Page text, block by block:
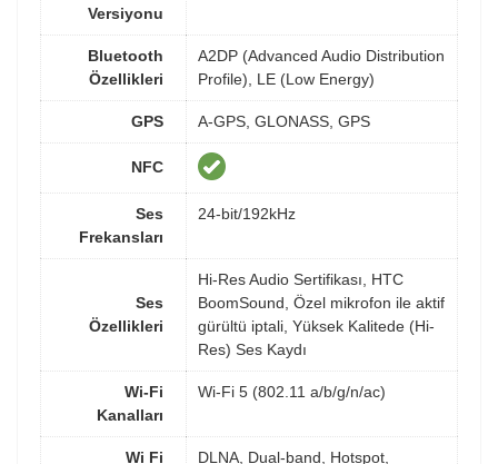
Versiyonu
Bluetooth
Özellikleri
A2DP (Advanced Audio Distribution
Profile), LE (Low Energy)
GPS A-GPS, GLONASS, GPS
NFC
Ses
Frekansları
24-bit/192kHz
Ses
Özellikleri
Hi-Res Audio Sertifikası, HTC
BoomSound, Özel mikrofon ile aktif
gürültü iptali, Yüksek Kalitede (Hi-
Res) Ses Kaydı
Wi-Fi
Kanalları
Wi-Fi 5 (802.11 a/b/g/n/ac)
Wi Fi DLNA, Dual-band, Hotspot,